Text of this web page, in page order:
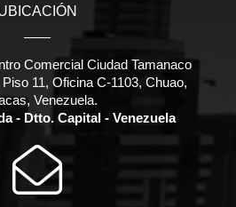
Comercial Ciudad Tamanaco
11, Oficina C-1103, Chuao,
Venezuela.
- Dtto. Capital - Venezuela